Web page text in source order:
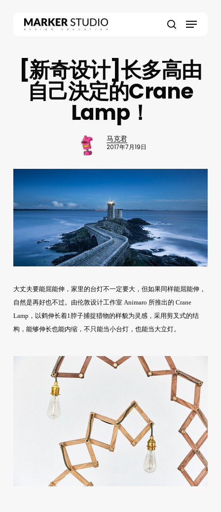
Menu
[新奇设计]长多高由
自己決定的Crane
Lamp！
马克君
2017年7月19日
大丈夫要能屈能伸，家里的台灯不一定要大，但如果同样能屈能伸，
自然是再好也不过。由伦敦设计工作室 Animaro 所推出的 Crane
Lamp，以鹤伸长着1脖子捕捉猎物的样貌为灵感，采用剪叉式的结
构，能够伸长也能内缩，不只能当小台灯，也能当大立灯。